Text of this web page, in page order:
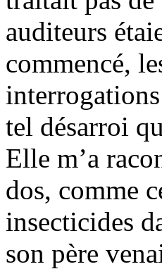
auditeurs
commencé,
tel désarroi
Elle m’a
dos, comme
insecticides
son père